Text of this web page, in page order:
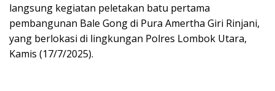
langsung kegiatan peletakan batu pertama
pembangunan Bale Gong di Pura Amertha Giri Rinjani,
yang berlokasi di lingkungan Polres Lombok Utara,
Kamis (17/7/2025).